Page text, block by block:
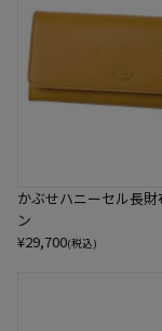
かぶせハニーセル長財
ン
¥29,700(税込)